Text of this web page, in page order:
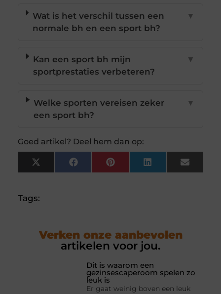
Wat is het verschil tussen een
normale bh en een sport bh?
▼
Kan een sport bh mijn
sportprestaties verbeteren?
▼
Welke sporten vereisen zeker
een sport bh?
▼
Goed artikel? Deel hem dan op:
X
(Twitter)
FacebookPinterestLinkedInEmail
Tags:
Verken onze aanbevolen
artikelen voor jou.
Dit is waarom een
gezinsescaperoom spelen zo
leuk is
Er gaat weinig boven een leuk